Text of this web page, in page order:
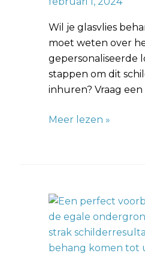
Wil je glasvlies
moet weten over
gepersonaliseerde
stappen om dit
inhuren? Vraag
Meer lezen »
Glasvlies
Behang
Schilderklaar:
Voor